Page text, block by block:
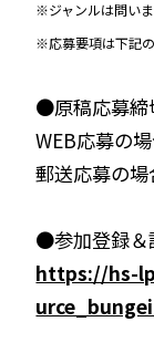
※ジャンルは問い
※応募要項は下記の
●原稿応募締
WEB応募の場
郵送応募の場
●参加登録＆
https://hs-